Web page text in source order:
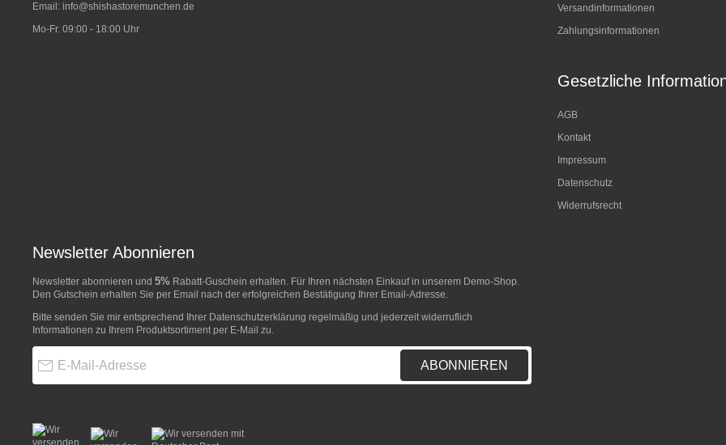
Email: info@shishastoremunchen.de
Mo-Fr. 09:00 - 18:00 Uhr
Versandinformationen
Zahlungsinformationen
Gesetzliche
AGB
Kontakt
Impressum
Datenschutz
Widerrufsrecht
Newsletter Abonnieren
Newsletter abonnieren und 5% Rabatt-Guschein erhalten. Für Ihren nächsten Einkauf in unserem Demo-Shop.
Den Gutschein erhalten Sie per Email nach der erfolgreichen Bestätigung Ihrer Email-Adresse.
Bitte senden Sie mir entsprechend Ihrer Datenschutzerklärung regelmäßig und jederzeit widerruflich
Informationen zu Ihrem Produktsortiment per E-Mail zu.
ABONNIEREN